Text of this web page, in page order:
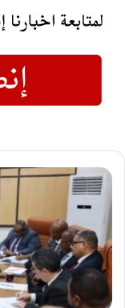
تفاصيل
مهمة
في
اجتماع
مديري
البنوك
المصارف